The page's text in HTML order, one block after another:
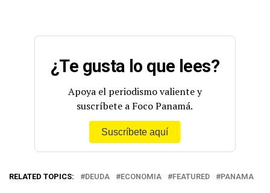
¿Te gusta lo que lees?
Apoya el periodismo valiente y
suscríbete a Foco Panamá.
Suscríbete aquí
RELATED TOPICS: DEUDA ECONOMIA FEATURED PANAMA